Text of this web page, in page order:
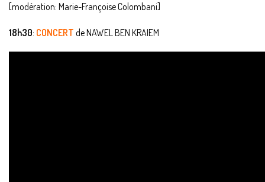
[modération: Marie-Françoise Colombani]
18h30: CONCERT de NAWEL BEN KRAIEM